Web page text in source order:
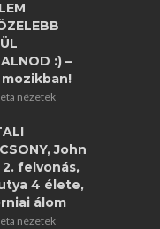
:) –
mozikban!
nézetek
John
felvonás,
4 élete,
álom
nézetek